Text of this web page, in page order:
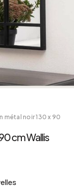
métal noir 130 x 90
cm Wallis